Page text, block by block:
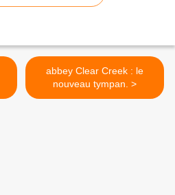
abbey Clear Creek : le
nouveau tympan. >